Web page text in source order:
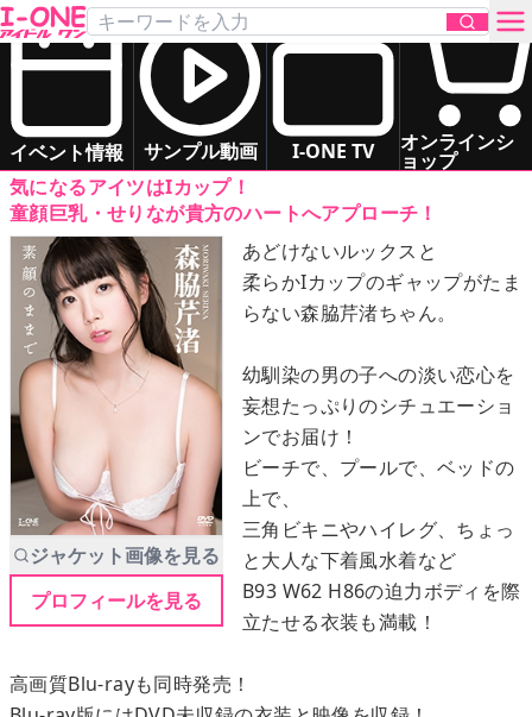
イベント情報 サンプル動画 I-ONE TV オンラインシ
ョップ
お問い合わせ
TOP
DVD
Blu-ray
サンプル動画
イベント情報
アイドル一覧
メニュー
▶発売中
森脇 芹渚
「素顔のままで」
DVD
グラマー
癒し系 ドキドキ系
気になるアイツはIカップ！
童顔巨乳・せりなが貴方のハートへアプローチ！
ジャケット画像を見る
プロフィールを見る
あどけないルックスと
柔らかIカップのギャップがたま
らない森脇芹渚ちゃん。
幼馴染の男の子への淡い恋心を
妄想たっぷりのシチュエーショ
ンでお届け！
ビーチで、プールで、ベッドの
上で、
三角ビキニやハイレグ、ちょっ
と大人な下着風水着など
B93 W62 H86の迫力ボディを際
立たせる衣装も満載！
高画質Blu-rayも同時発売！